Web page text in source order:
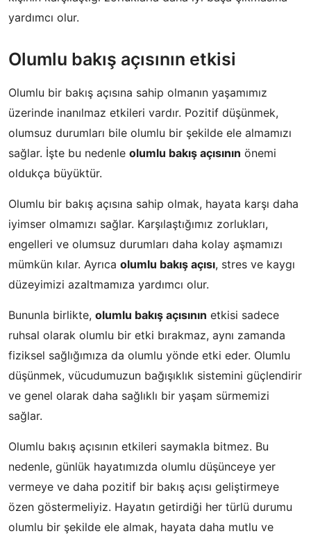
yardımcı olur.
Olumlu bakış açısının etkisi
Olumlu bir bakış açısına sahip olmanın yaşamımız
üzerinde inanılmaz etkileri vardır. Pozitif düşünmek,
olumsuz durumları bile olumlu bir şekilde ele almamızı
sağlar. İşte bu nedenle olumlu bakış açısının önemi
oldukça büyüktür.
Olumlu bir bakış açısına sahip olmak, hayata karşı daha
iyimser olmamızı sağlar. Karşılaştığımız zorlukları,
engelleri ve olumsuz durumları daha kolay aşmamızı
mümkün kılar. Ayrıca olumlu bakış açısı, stres ve kaygı
düzeyimizi azaltmamıza yardımcı olur.
Bununla birlikte, olumlu bakış açısının etkisi sadece
ruhsal olarak olumlu bir etki bırakmaz, aynı zamanda
fiziksel sağlığımıza da olumlu yönde etki eder. Olumlu
düşünmek, vücudumuzun bağışıklık sistemini güçlendirir
ve genel olarak daha sağlıklı bir yaşam sürmemizi
sağlar.
Olumlu bakış açısının etkileri saymakla bitmez. Bu
nedenle, günlük hayatımızda olumlu düşünceye yer
vermeye ve daha pozitif bir bakış açısı geliştirmeye
özen göstermeliyiz. Hayatın getirdiği her türlü durumu
olumlu bir şekilde ele almak, hayata daha mutlu ve